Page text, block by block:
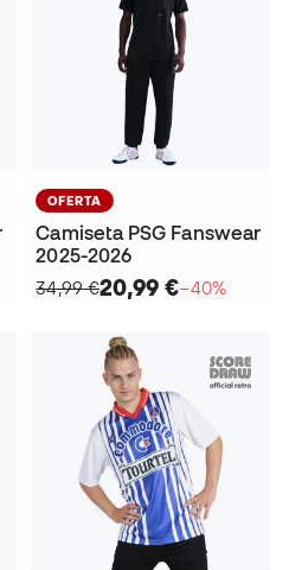
OFERTA
Camiseta PSG Fanswear
2025-2026
34,99 €20,99 €−40%